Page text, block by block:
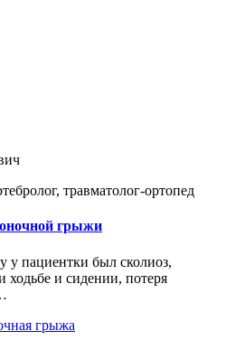
травматолог-ортопед
грыжи
у пациентки был сколиоз,
ходьбе и сидении, потеря
грыжа